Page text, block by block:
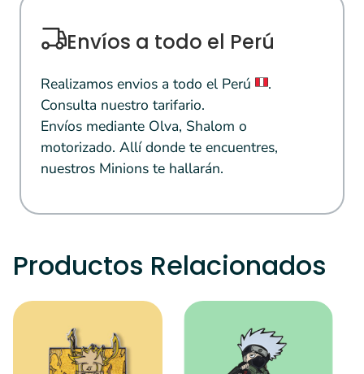
Envíos a todo el Perú
Realizamos envios a todo el Perú
.
Consulta nuestro tarifario.
Envíos mediante Olva, Shalom o
motorizado. Allí donde te encuentres,
nuestros Minions te hallarán.
Productos Relacionados